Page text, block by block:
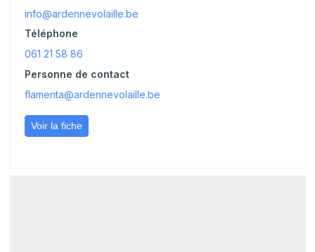
info@ardennevolaille.be
Téléphone
061 21 58 86
Personne de contact
flamenta@ardennevolaille.be
Voir la fiche